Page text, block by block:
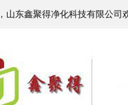
山东鑫聚得净化科技有限公司